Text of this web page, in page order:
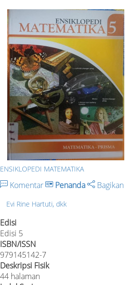
ENSIKLOPEDI MATEMATIKA
Komentar Penanda Bagikan
Evi Rine Hartuti, dkk
Edisi
Edisi 5
ISBN/ISSN
979145142-7
Deskripsi Fisik
44 halaman